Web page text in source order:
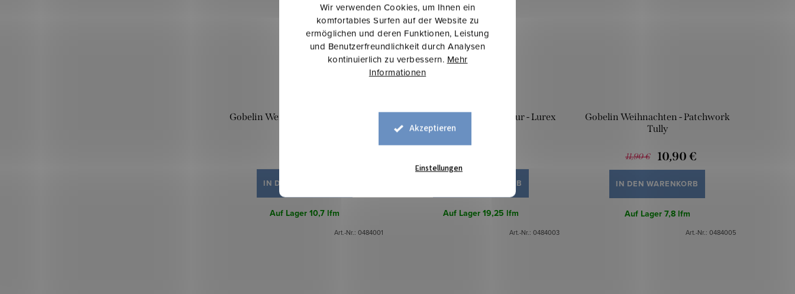
Wir verwenden Cookies, um Ihnen ein
komfortables Surfen auf der Website zu
ermöglichen und deren Funktionen, Leistung
und Benutzerfreundlichkeit durch Analysen
kontinuierlich zu verbessern. Mehr
Informationen
Akzeptieren
Einstellungen
Gobelin Weihnachten Natur - Lurex
IN DEN WARENKORB
Auf Lager10,7 lfm
Art.-Nr.: 0484001
Gobelin Weihnachten Natur - Lurex
IN DEN WARENKORB
Auf Lager19,25 lfm
Art.-Nr.: 0484003
Gobelin Weihnachten - Patchwork
Tully
11,90 € 10,90 €
IN DEN WARENKORB
Auf Lager7,8 lfm
Art.-Nr.: 0484005